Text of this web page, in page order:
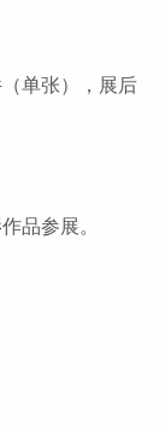
单张），展后
品参展。